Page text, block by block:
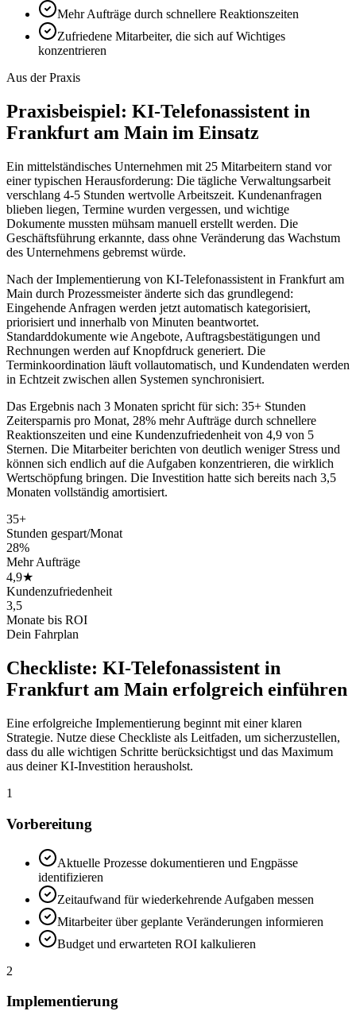
Mehr Aufträge durch schnellere Reaktionszeiten
Zufriedene Mitarbeiter, die sich auf Wichtiges
konzentrieren
Aus der Praxis
Praxisbeispiel: KI-Telefonassistent in
Frankfurt am Main im Einsatz
Ein mittelständisches Unternehmen mit 25 Mitarbeitern stand vor
einer typischen Herausforderung: Die tägliche Verwaltungsarbeit
verschlang 4-5 Stunden wertvolle Arbeitszeit. Kundenanfragen
blieben liegen, Termine wurden vergessen, und wichtige
Dokumente mussten mühsam manuell erstellt werden. Die
Geschäftsführung erkannte, dass ohne Veränderung das Wachstum
des Unternehmens gebremst würde.
Nach der Implementierung von KI-Telefonassistent in Frankfurt am
Main durch Prozessmeister änderte sich das grundlegend:
Eingehende Anfragen werden jetzt automatisch kategorisiert,
priorisiert und innerhalb von Minuten beantwortet.
Standarddokumente wie Angebote, Auftragsbestätigungen und
Rechnungen werden auf Knopfdruck generiert. Die
Terminkoordination läuft vollautomatisch, und Kundendaten werden
in Echtzeit zwischen allen Systemen synchronisiert.
Das Ergebnis nach 3 Monaten spricht für sich: 35+ Stunden
Zeitersparnis pro Monat, 28% mehr Aufträge durch schnellere
Reaktionszeiten und eine Kundenzufriedenheit von 4,9 von 5
Sternen. Die Mitarbeiter berichten von deutlich weniger Stress und
können sich endlich auf die Aufgaben konzentrieren, die wirklich
Wertschöpfung bringen. Die Investition hatte sich bereits nach 3,5
Monaten vollständig amortisiert.
35+
Stunden gespart/Monat
28%
Mehr Aufträge
4,9★
Kundenzufriedenheit
3,5
Monate bis ROI
Dein Fahrplan
Checkliste: KI-Telefonassistent in
Frankfurt am Main erfolgreich einführen
Eine erfolgreiche Implementierung beginnt mit einer klaren
Strategie. Nutze diese Checkliste als Leitfaden, um sicherzustellen,
dass du alle wichtigen Schritte berücksichtigst und das Maximum
aus deiner KI-Investition herausholst.
1
Vorbereitung
Aktuelle Prozesse dokumentieren und Engpässe
identifizieren
Zeitaufwand für wiederkehrende Aufgaben messen
Mitarbeiter über geplante Veränderungen informieren
Budget und erwarteten ROI kalkulieren
2
Implementierung